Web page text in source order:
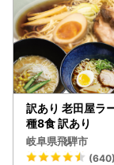
訳あり 老田屋ラ
種8食 訳あり
岐阜県飛騨市
(640)